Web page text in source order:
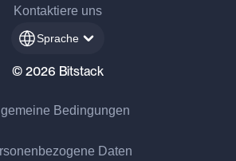
Kontaktiere uns
Sprache
© 2026 Bitstack
Bedingungen
Daten